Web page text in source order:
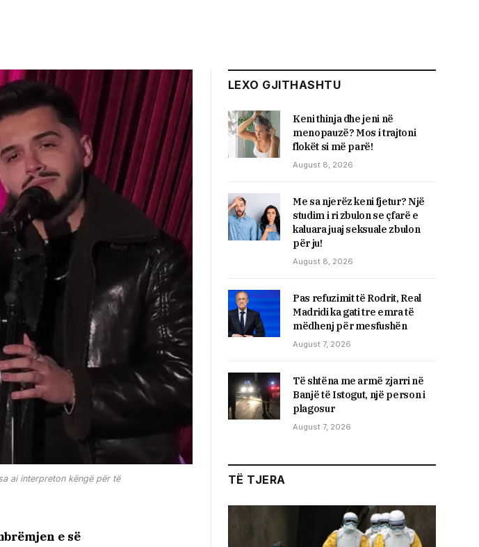
ai interpreton këngë për të
e së
LEXO GJITHASHTU
Keni thinja dhe jeni në
menopauzë? Mos i trajtoni
flokët si më parë!
August 8, 2026
Me sa njerëz keni fjetur? Një
studim i ri zbulon se çfarë e
kaluara juaj seksuale zbulon
për ju!
August 8, 2026
Pas refuzimit të Rodrit, Real
Madridi ka gati tre emra të
mëdhenj për mesfushën
August 7, 2026
Të shtëna me armë zjarri në
Banjë të Istogut, një person i
plagosur
August 7, 2026
TË TJERA